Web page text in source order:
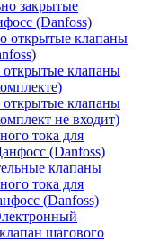
закрытые
(Danfoss)
открытые клапаны
клапаны
клапаны
не входит)
тока для
(Danfoss)
клапаны
тока для
(Danfoss)
шагового